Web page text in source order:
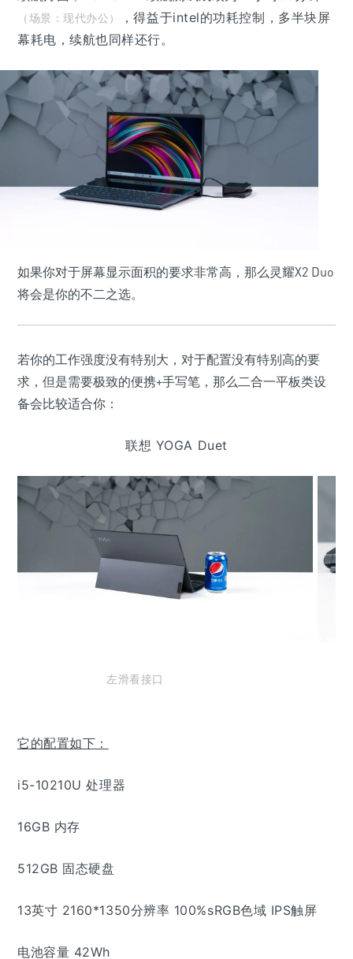
（场景：现代办公）
，得益于intel的功耗控制，多半块屏
幕耗电，续航也同样还行。
如果你对于屏幕显示面积的要求非常高，那么灵耀X2 Duo
将会是你的不二之选。
若你的工作强度没有特别大，对于配置没有特别高的要
求，但是需要极致的便携+手写笔，那么二合一平板类设
备会比较适合你：
联想 YOGA Duet
左滑看接口
它的配置如下：
i5-10210U 处理器
16GB 内存
512GB 固态硬盘
13英寸 2160*1350分辨率 100%sRGB色域 IPS触屏
电池容量 42Wh